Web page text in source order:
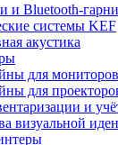
и Bluetooth-
системы KEF
акустика
для
для
и
визуальной